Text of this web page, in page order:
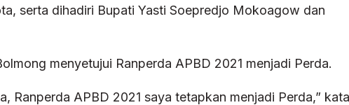
serta dihadiri Bupati Yasti Soepredjo Mokoagow dan
menyetujui Ranperda APBD 2021 menjadi Perda.
Ranperda APBD 2021 saya tetapkan menjadi Perda,” kata